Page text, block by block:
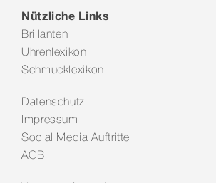
Nützliche Links
Brillanten
Uhrenlexikon
Schmucklexikon
Datenschutz
Impressum
Social Media Auftritte
AGB